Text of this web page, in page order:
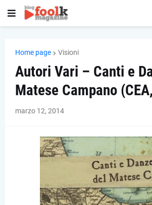
Home page Visioni
Autori Vari – Canti e
Matese Campano
marzo 12, 2014